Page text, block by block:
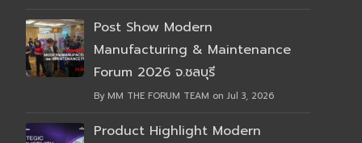
Post Show Modern
Manufacturing & Maintenance
Forum 2026 จ.ชลบุรี
By MM THE FORUM TEAM on Jul 3, 2026
Product Highlight Modern